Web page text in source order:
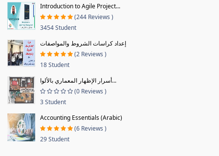
Introduction to Agile Project...
(244 Reviews )
3454 Student
إعداد كراسات الشروط والمواصفات
(2 Reviews )
18 Student
أسرار الإظهار المعماري بالألوا...
(0 Reviews )
3 Student
Accounting Essentials (Arabic)
(6 Reviews )
29 Student